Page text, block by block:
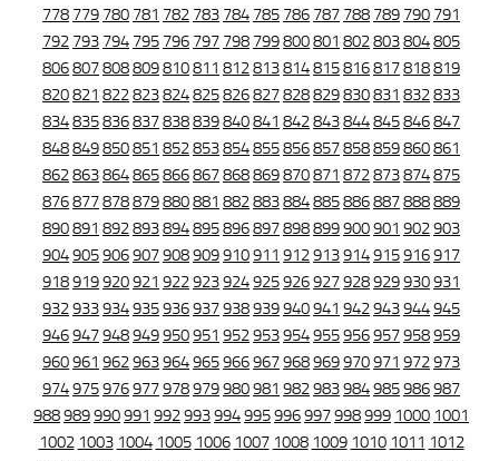
778 779 780 781 782 783 784 785 786 787 788 789 790 791
792 793 794 795 796 797 798 799800801 802803804805
806807808809810811 812813814815816817818819
820821 822823824825826827828829830831 832833
834835836837838839840841 842843844845846847
848849850851 852853854855856857858859860861
862863864865866867868869870871 872873874875
876877878879880881 882883884885886887888889
890891 892893894895896897898899900901 902903
904905906907908909910911 912913914915916917
918919920921 922923924925926927928929930931
932933934935936937938939940941 942943944945
946947948949950951 952953954955956957958959
960961 962963964965966967968969970971 972973
974975976977978979980981 982983984985986987
988989990991 992993994995996997998999 1000 1001
1002 1003 1004 1005 1006 1007 1008 1009 1010 1011 1012